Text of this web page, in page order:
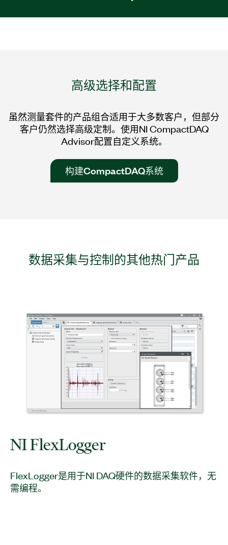
高级选择和 配置
虽然测量套件的产品组合适用于大多数客户，但部分
客户仍然选择高级定制。使用NI CompactDAQ
Advisor配置自定义系统。
构建CompactDAQ系统
数据采集与控制 的其他热门 产品
NI FlexLogger
FlexLogger是用于NI DAQ硬件的数据采集软件，无
需编程。